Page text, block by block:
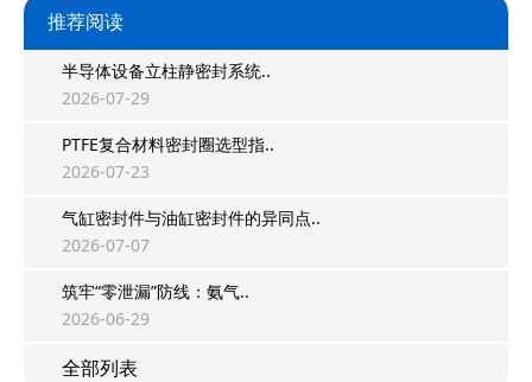
推荐阅读
半导体设备立柱静密封系统..
2026-07-29
PTFE复合材料密封圈选型指..
2026-07-23
气缸密封件与油缸密封件的异同点..
2026-07-07
筑牢“零泄漏”防线：氨气..
2026-06-29
全部列表